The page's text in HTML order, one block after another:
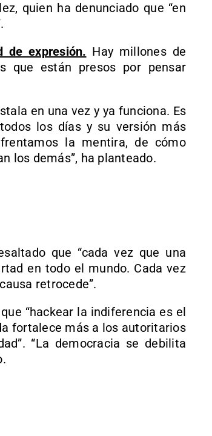
quien ha denunciado que “en
de expresión. Hay millones de
que están presos por pensar
en una vez y ya funciona. Es
los días y su versión más
la mentira, de cómo
los demás”, ha planteado.
que “cada vez que una
en todo el mundo. Cada vez
retrocede”.
“hackear la indiferencia es el
fortalece más a los autoritarios
“La democracia se debilita